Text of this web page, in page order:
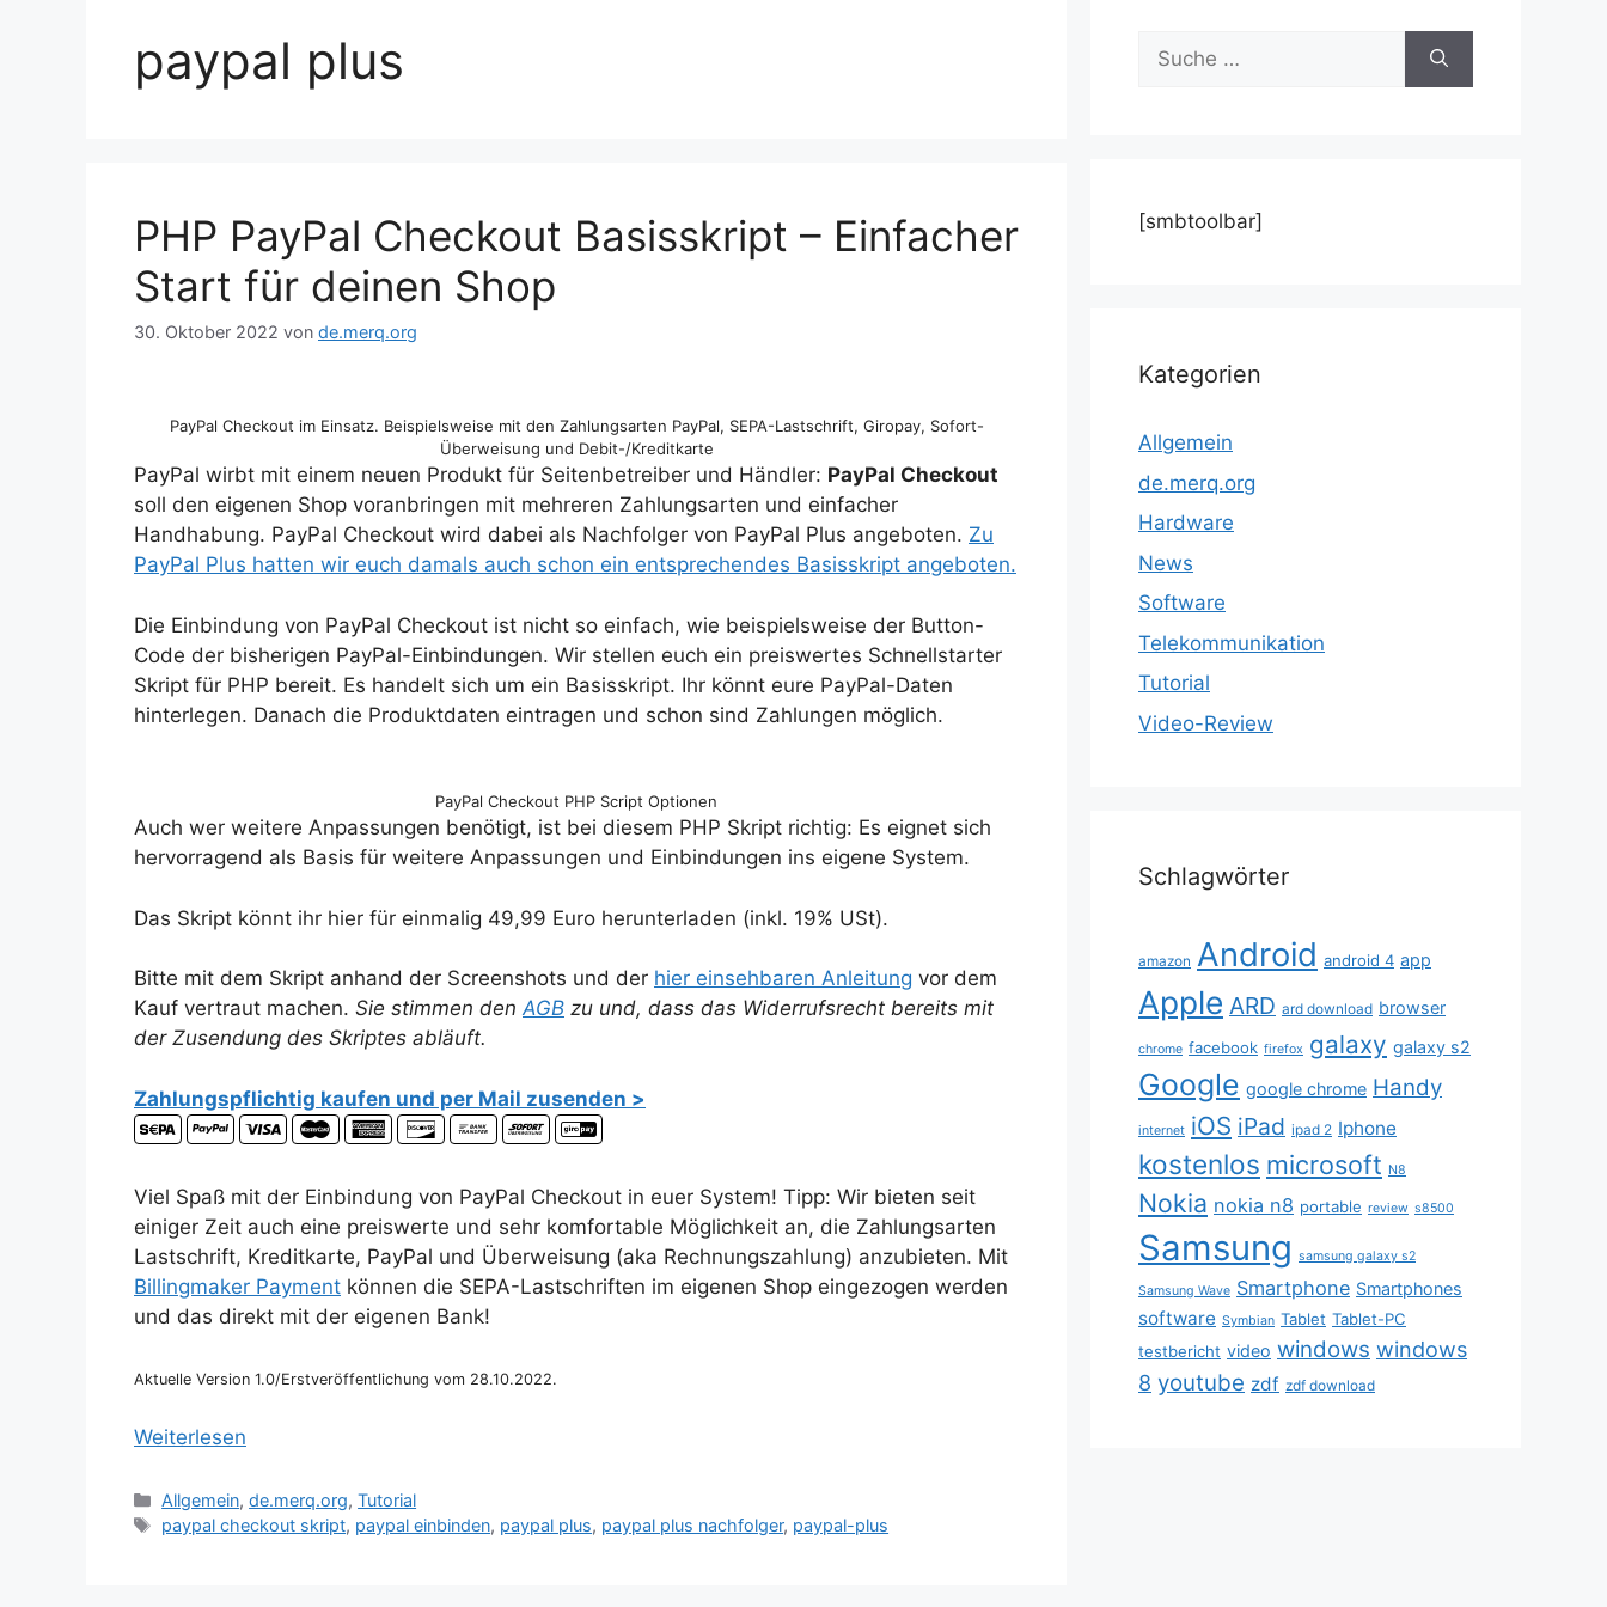
paypal plus
PHP PayPal Checkout Basisskript – Einfacher
Start für deinen Shop
30. Oktober 2022 von de.merq.org
PayPal Checkout im Einsatz. Beispielsweise mit den Zahlungsarten PayPal, SEPA-Lastschrift, Giropay, Sofort-
Überweisung und Debit-/Kreditkarte
PayPal wirbt mit einem neuen Produkt für Seitenbetreiber und Händler: PayPal Checkout
soll den eigenen Shop voranbringen mit mehreren Zahlungsarten und einfacher
Handhabung. PayPal Checkout wird dabei als Nachfolger von PayPal Plus angeboten. Zu
PayPal Plus hatten wir euch damals auch schon ein entsprechendes Basisskript angeboten.
Die Einbindung von PayPal Checkout ist nicht so einfach, wie beispielsweise der Button-
Code der bisherigen PayPal-Einbindungen. Wir stellen euch ein preiswertes Schnellstarter
Skript für PHP bereit. Es handelt sich um ein Basisskript. Ihr könnt eure PayPal-Daten
hinterlegen. Danach die Produktdaten eintragen und schon sind Zahlungen möglich.
PayPal Checkout PHP Script Optionen
Auch wer weitere Anpassungen benötigt, ist bei diesem PHP Skript richtig: Es eignet sich
hervorragend als Basis für weitere Anpassungen und Einbindungen ins eigene System.
Das Skript könnt ihr hier für einmalig 49,99 Euro herunterladen (inkl. 19% USt).
Bitte mit dem Skript anhand der Screenshots und der hier einsehbaren Anleitung vor dem
Kauf vertraut machen. Sie stimmen denAGB zu und, dass das Widerrufsrecht bereits mit
der Zusendung des Skriptes abläuft.
Zahlungspflichtig kaufen und per Mail zusenden >
Viel Spaß mit der Einbindung von PayPal Checkout in euer System! Tipp: Wir bieten seit
einiger Zeit auch eine preiswerte und sehr komfortable Möglichkeit an, die Zahlungsarten
Lastschrift, Kreditkarte, PayPal und Überweisung (aka Rechnungszahlung) anzubieten. Mit
Billingmaker Payment können die SEPA-Lastschriften im eigenen Shop eingezogen werden
und das direkt mit der eigenen Bank!
Aktuelle Version 1.0/Erstveröffentlichung vom 28.10.2022.
Weiterlesen
Kategorien
Allgemein,de.merq.org,Tutorial
Schlagwörter
paypal checkout skript, paypal einbinden, paypal plus, paypal plus nachfolger, paypal-plus
Suche
nach:
[smbtoolbar]
Kategorien
Allgemein
de.merq.org
Hardware
News
Software
Telekommunikation
Tutorial
Video-Review
Schlagwörter
amazon Android android 4 app
Apple ARD ard download browser
chrome facebook firefox galaxy galaxy s2
Google google chrome Handy
internet iOS iPad ipad 2 Iphone
kostenlos microsoft N8
Nokia nokia n8 portable review s8500
Samsung samsung galaxy s2
Samsung Wave Smartphone Smartphones
software Symbian Tablet Tablet-PC
testbericht video windows windows
8 youtube zdf zdf download